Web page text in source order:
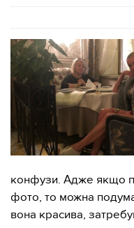
конфузи. Адже якщо
фото, то можна
вона красива,